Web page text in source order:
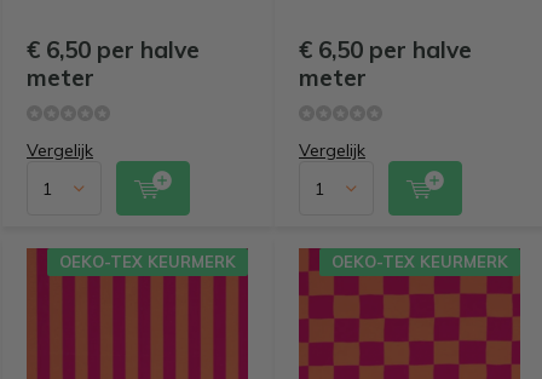
€ 6,50 per halve
meter
Vergelijk
€ 6,50 per halve
meter
Vergelijk
OEKO-TEX KEURMERK OEKO-TEX KEURMERK